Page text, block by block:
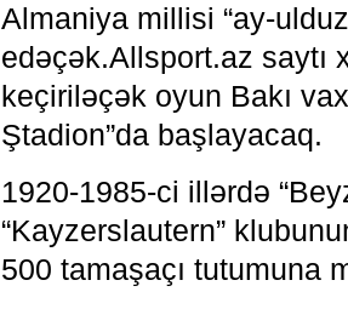
Almaniya millisi “ay-
edəçək.Allsport.az saytı
keçiriləçək oyun Bakı
Ştadion”da başlayacaq.
1920-1985-ci illərdə
“Kayzerslautern”
500 tamaşaçı tutumuna